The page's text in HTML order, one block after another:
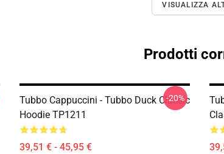
VISUALIZZA
Prodotti
Tubbo Cappuccini - Tubbo Duck Classic
Hoodie TP1211
39,51 € - 45,95 €
-20%